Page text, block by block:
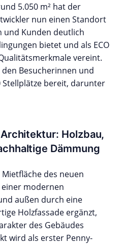
5.050 m² hat der
nun einen Standort
und Kunden deutlich
bietet und als ECO
vereint.
Besucherinnen und
Stellplätze bereit, darunter
Holzbau,
Dämmung
des neuen
modernen
außen durch eine
Holzfassade ergänzt,
des Gebäudes
wird als erster Penny-